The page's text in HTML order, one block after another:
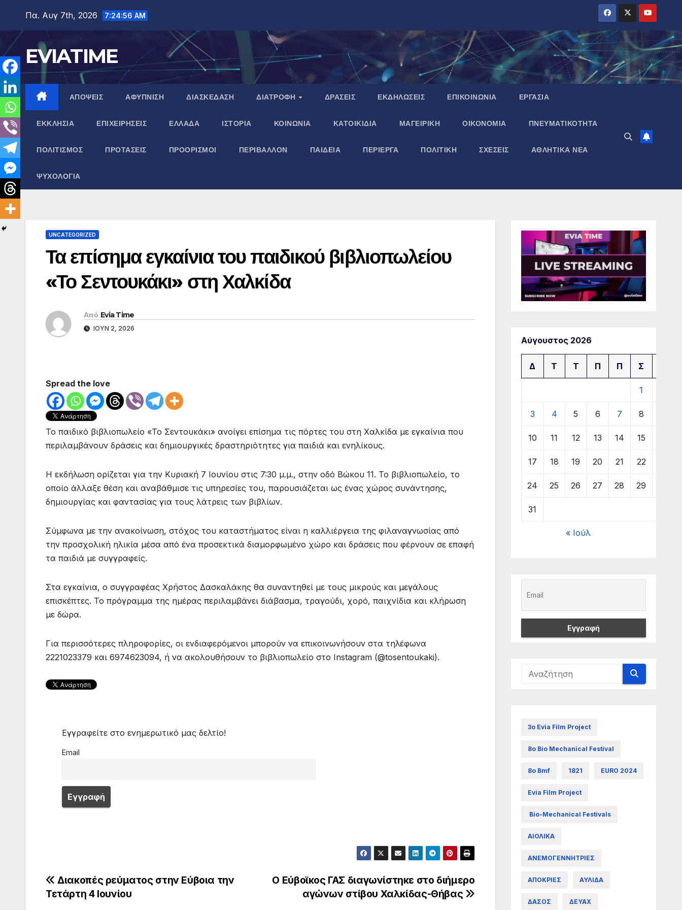
περιεχόμενο
Πα. Αυγ 7th, 2026 7:24:57 AM
EVIATIME
ΑΠΟΨΕΙΣ ΑΦΥΠΝΙΣΗ ΔΙΑΣΚΕΔΑΣΗ ΔΙΑΤΡΟΦΗ ΔΡΑΣΕΙΣ ΕΚΔΗΛΩΣΕΙΣ ΕΠΙΚΟΙΝΩΝΙΑ ΕΡΓΑΣΙΑ
ΕΚΚΛΗΣΙΑ ΕΠΙΧΕΙΡΗΣΕΙΣ ΕΛΛΑΔΑ ΙΣΤΟΡΙΑ ΚΟΙΝΩΝΙΑ ΚΑΤΟΙΚΙΔΙΑ ΜΑΓΕΙΡΙΚΗ ΟΙΚΟΝΟΜΙΑ ΠΝΕΥΜΑΤΙΚΌΤΗΤΑ
ΠΟΛΙΤΙΣΜΟΣ ΠΡΟΤΑΣΕΙΣ ΠΡΟΟΡΙΣΜΟΙ ΠΕΡΙΒΑΛΛΟΝ ΠΑΙΔΕΙΑ ΠΕΡΙΕΡΓΑ ΠΟΛΙΤΙΚΗ ΣΧΕΣΕΙΣ ΑΘΛΗΤΙΚΑ ΝΕΑ
ΨΥΧΟΛΟΓΙΑ
UNCATEGORIZED
Τα επίσημα εγκαίνια του παιδικού βιβλιοπωλείου
«Το Σεντουκάκι» στη Χαλκίδα
Από Evia Time
ΙΟΎΝ 2, 2026
Spread the love
Το παιδικό βιβλιοπωλείο «Το Σεντουκάκι» ανοίγει επίσημα τις πόρτες του στη Χαλκίδα με εγκαίνια που
περιλαμβάνουν δράσεις και δημιουργικές δραστηριότητες για παιδιά και ενηλίκους.
Η εκδήλωση ορίζεται για την Κυριακή 7 Ιουνίου στις 7:30 μ.μ., στην οδό Βώκου 11. Το βιβλιοπωλείο, το
οποίο άλλαξε θέση και αναβάθμισε τις υπηρεσίες του, παρουσιάζεται ως ένας χώρος συνάντησης,
δημιουργίας και φαντασίας για τους λάτρεις των βιβλίων.
Σύμφωνα με την ανακοίνωση, στόχος του καταστήματος είναι η καλλιέργεια της φιλαναγνωσίας από
την προσχολική ηλικία μέσα από ένα προσεκτικά διαμορφωμένο χώρο και δράσεις που φέρνουν σε επαφή
τα παιδιά με συγγραφείς.
Στα εγκαίνια, ο συγγραφέας Χρήστος Δασκαλάκης θα συναντηθεί με τους μικρούς και μεγάλους
επισκέπτες. Το πρόγραμμα της ημέρας περιλαμβάνει διάβασμα, τραγούδι, χορό, παιχνίδια και κλήρωση
με δώρα.
Για περισσότερες πληροφορίες, οι ενδιαφερόμενοι μπορούν να επικοινωνήσουν στα τηλέφωνα
2221023379 και 6974623094, ή να ακολουθήσουν το βιβλιοπωλείο στο Instagram (@tosentoukaki).
Εγγραφείτε στο ενημερωτικό μας δελτίο!
Email
Πλοήγηση
άρθρων
Ο Εύβοϊκος ΓΑΣ διαγωνίστηκε στο διήμερο
αγώνων στίβου Χαλκίδας-Θήβας
Διακοπές ρεύματος στην Εύβοια την
Τετάρτη 4 Ιουνίου
Αύγουστος 2026
Δ Τ Τ Π Π Σ
1
3 4 5 6 7 8
10 11 12 13 14 15
17 18 19 20 21 22
24 25 26 27 28 29
31
« Ιούλ
3ο Evia Film Project
8ο Bio Mechanical Festival
8ο Bmf 1821 EURO 2024
Evia Film Project
Bio-Mechanical Festivals
ΑΙΟΛΙΚΑ
ΑΝΕΜΟΓΕΝΝΗΤΡΙΕΣ
ΑΠΟΚΡΙΕΣ ΑΥΛΙΔΑ
ΔΑΣΟΣ ΔΕΥΑΧ